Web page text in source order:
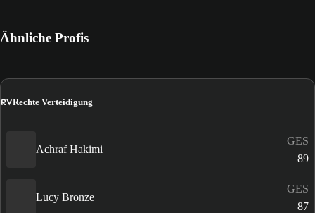
Ähnliche Profis
RVRechte Verteidigung
Achraf Hakimi
GES
89
Lucy Bronze
GES
87